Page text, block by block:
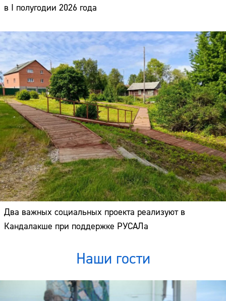
в I полугодии 2026 года
Два важных социальных проекта реализуют в
Кандалакше при поддержке РУСАЛа
Наши гости